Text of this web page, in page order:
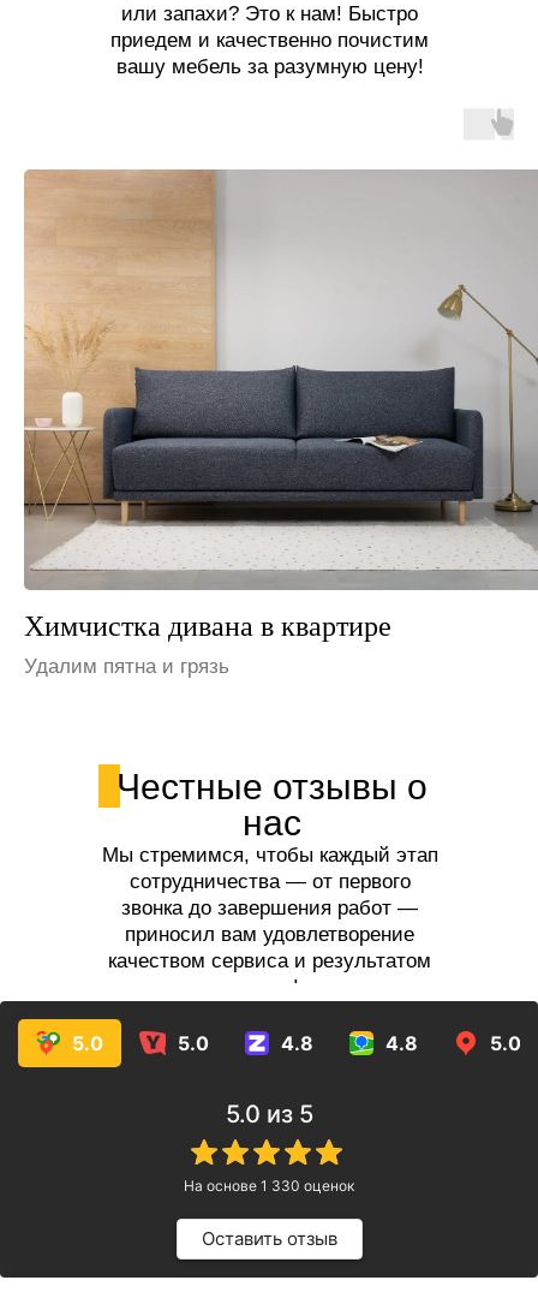
или запахи? Это к нам! Быстро
приедем и качественно почистим
вашу мебель за разумную цену!
Химчистка дивана в офисе
Устраним неприятные запахи
Честные отзывы о
нас
Мы стремимся, чтобы каждый этап
сотрудничества — от первого
звонка до завершения работ —
приносил вам удовлетворение
качеством сервиса и результатом
услуг!
5.0 5.0 4.8 4.8 5.0
5.0 из 5
На основе 1 330 оценок
Оставить отзыв